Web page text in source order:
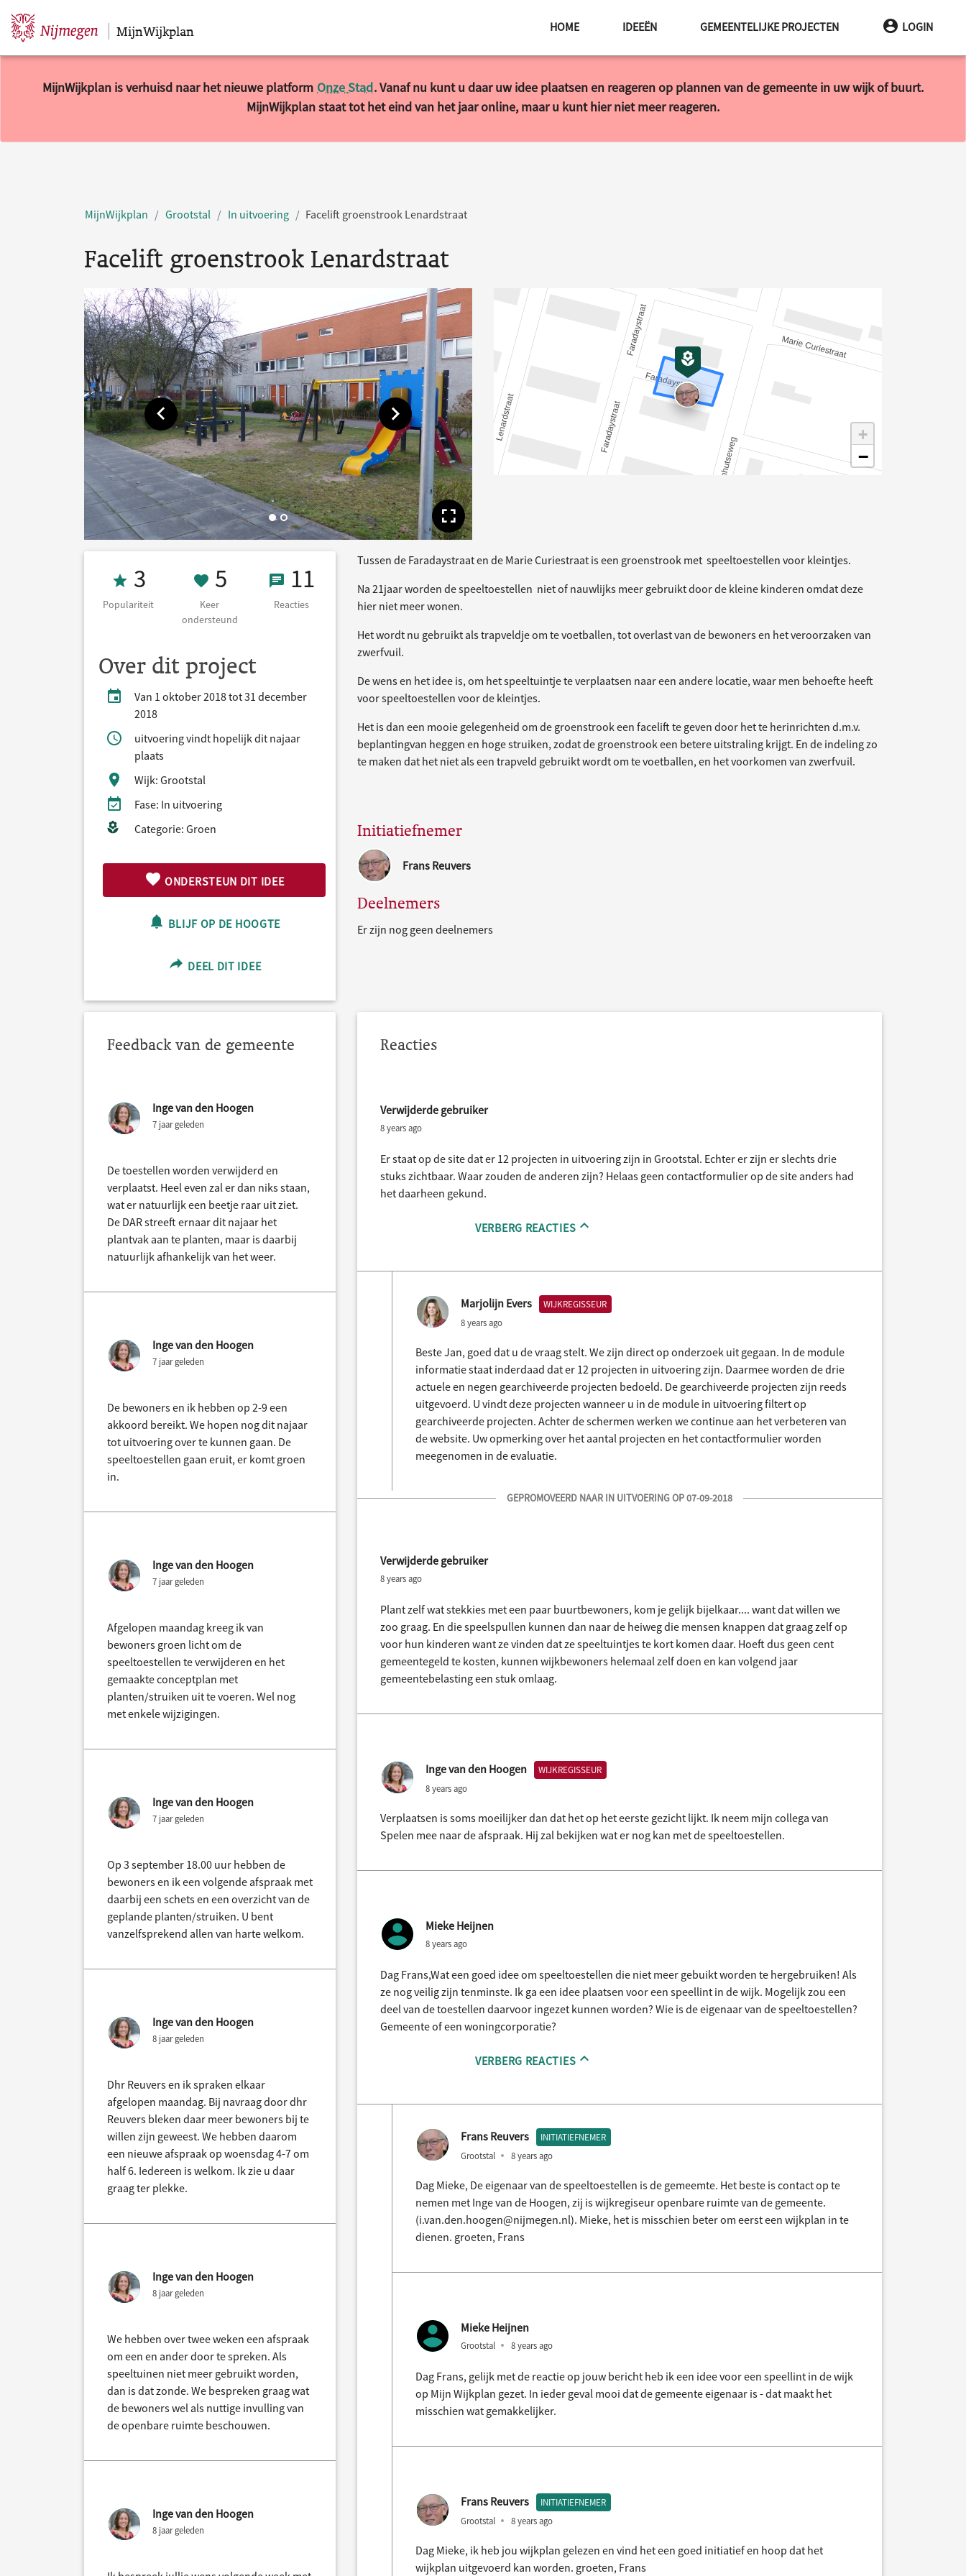
Sla navigatie over MijnWijkplan HOME IDEEËN GEMEENTELIJKE PROJECTEN LOGIN
MijnWijkplan is verhuisd naar het nieuwe platform Onze Stad. Vanaf nu kunt u daar uw idee plaatsen en reageren op plannen van de gemeente in uw wijk of buurt.
MijnWijkplan staat tot het eind van het jaar online, maar u kunt hier niet meer reageren.
MijnWijkplan Grootstal In uitvoering Facelift groenstrook Lenardstraat
Facelift groenstrook Lenardstraat
Toon vorige afbeelding Toon volgende afbeelding
Toon volledige afbeelding
+
−
Populariteit 3
3
Populariteit
5 Keer ondersteund
5
Keer
ondersteund
11 Reacties
11
Reacties
Over dit project
Van 1 oktober 2018 tot 31 december
2018
uitvoering vindt hopelijk dit najaar
plaats
Wijk: Grootstal
Fase: In uitvoering
Categorie: Groen
ONDERSTEUN DIT IDEE
BLIJF OP DE HOOGTE
DEEL DIT IDEE
Tussen de Faradaystraat en de Marie Curiestraat is een groenstrook met speeltoestellen voor kleintjes.
Na 21jaar worden de speeltoestellen niet of nauwlijks meer gebruikt door de kleine kinderen omdat deze
hier niet meer wonen.
Het wordt nu gebruikt als trapveldje om te voetballen, tot overlast van de bewoners en het veroorzaken van
zwerfvuil.
De wens en het idee is, om het speeltuintje te verplaatsen naar een andere locatie, waar men behoefte heeft
voor speeltoestellen voor de kleintjes.
Het is dan een mooie gelegenheid om de groenstrook een facelift te geven door het te herinrichten d.m.v.
beplantingvan heggen en hoge struiken, zodat de groenstrook een betere uitstraling krijgt. En de indeling zo
te maken dat het niet als een trapveld gebruikt wordt om te voetballen, en het voorkomen van zwerfvuil.
Initiatiefnemer
Frans Reuvers
Deelnemers
Er zijn nog geen deelnemers
Feedback van de gemeente
Inge van den Hoogen
7 jaar geleden
De toestellen worden verwijderd en
verplaatst. Heel even zal er dan niks staan,
wat er natuurlijk een beetje raar uit ziet.
De DAR streeft ernaar dit najaar het
plantvak aan te planten, maar is daarbij
natuurlijk afhankelijk van het weer.
Inge van den Hoogen
7 jaar geleden
De bewoners en ik hebben op 2-9 een
akkoord bereikt. We hopen nog dit najaar
tot uitvoering over te kunnen gaan. De
speeltoestellen gaan eruit, er komt groen
in.
Inge van den Hoogen
7 jaar geleden
Afgelopen maandag kreeg ik van
bewoners groen licht om de
speeltoestellen te verwijderen en het
gemaakte conceptplan met
planten/struiken uit te voeren. Wel nog
met enkele wijzigingen.
Inge van den Hoogen
7 jaar geleden
Op 3 september 18.00 uur hebben de
bewoners en ik een volgende afspraak met
daarbij een schets en een overzicht van de
geplande planten/struiken. U bent
vanzelfsprekend allen van harte welkom.
Inge van den Hoogen
8 jaar geleden
Dhr Reuvers en ik spraken elkaar
afgelopen maandag. Bij navraag door dhr
Reuvers bleken daar meer bewoners bij te
willen zijn geweest. We hebben daarom
een nieuwe afspraak op woensdag 4-7 om
half 6. Iedereen is welkom. Ik zie u daar
graag ter plekke.
Inge van den Hoogen
8 jaar geleden
We hebben over twee weken een afspraak
om een en ander door te spreken. Als
speeltuinen niet meer gebruikt worden,
dan is dat zonde. We bespreken graag wat
de bewoners wel als nuttige invulling van
de openbare ruimte beschouwen.
Inge van den Hoogen
8 jaar geleden
Reacties
Verwijderde gebruiker
8 years ago
Er staat op de site dat er 12 projecten in uitvoering zijn in Grootstal. Echter er zijn er slechts drie
stuks zichtbaar. Waar zouden de anderen zijn? Helaas geen contactformulier op de site anders had
het daarheen gekund.
VERBERG REACTIES
Marjolijn Evers WIJKREGISSEUR
8 years ago
Beste Jan, goed dat u de vraag stelt. We zijn direct op onderzoek uit gegaan. In de module
informatie staat inderdaad dat er 12 projecten in uitvoering zijn. Daarmee worden de drie
actuele en negen gearchiveerde projecten bedoeld. De gearchiveerde projecten zijn reeds
uitgevoerd. U vindt deze projecten wanneer u in de module in uitvoering filtert op
gearchiveerde projecten. Achter de schermen werken we continue aan het verbeteren van
de website. Uw opmerking over het aantal projecten en het contactformulier worden
meegenomen in de evaluatie.
GEPROMOVEERD NAAR IN UITVOERING OP 07-09-2018
Verwijderde gebruiker
8 years ago
Plant zelf wat stekkies met een paar buurtbewoners, kom je gelijk bijelkaar.... want dat willen we
zoo graag. En die speelspullen kunnen dan naar de heiweg die mensen knappen dat graag zelf op
voor hun kinderen want ze vinden dat ze speeltuintjes te kort komen daar. Hoeft dus geen cent
gemeentegeld te kosten, kunnen wijkbewoners helemaal zelf doen en kan volgend jaar
gemeentebelasting een stuk omlaag.
Inge van den Hoogen WIJKREGISSEUR
8 years ago
Verplaatsen is soms moeilijker dan dat het op het eerste gezicht lijkt. Ik neem mijn collega van
Spelen mee naar de afspraak. Hij zal bekijken wat er nog kan met de speeltoestellen.
Mieke Heijnen
8 years ago
Dag Frans,Wat een goed idee om speeltoestellen die niet meer gebuikt worden te hergebruiken! Als
ze nog veilig zijn tenminste. Ik ga een idee plaatsen voor een speellint in de wijk. Mogelijk zou een
deel van de toestellen daarvoor ingezet kunnen worden? Wie is de eigenaar van de speeltoestellen?
Gemeente of een woningcorporatie?
VERBERG REACTIES
Frans Reuvers INITIATIEFNEMER
Grootstal 8 years ago
Dag Mieke, De eigenaar van de speeltoestellen is de gemeemte. Het beste is contact op te
nemen met Inge van de Hoogen, zij is wijkregiseur openbare ruimte van de gemeente.
(i.van.den.hoogen@nijmegen.nl). Mieke, het is misschien beter om eerst een wijkplan in te
dienen. groeten, Frans
Mieke Heijnen
Grootstal 8 years ago
Dag Frans, gelijk met de reactie op jouw bericht heb ik een idee voor een speellint in de wijk
op Mijn Wijkplan gezet. In ieder geval mooi dat de gemeente eigenaar is - dat maakt het
misschien wat gemakkelijker.
Frans Reuvers INITIATIEFNEMER
Grootstal 8 years ago
Dag Mieke, ik heb jou wijkplan gelezen en vind het een goed initiatief en hoop dat het
wijkplan uitgevoerd kan worden. groeten, Frans